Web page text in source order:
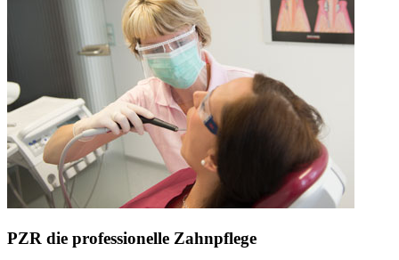
PZR die professionelle Zahnpflege